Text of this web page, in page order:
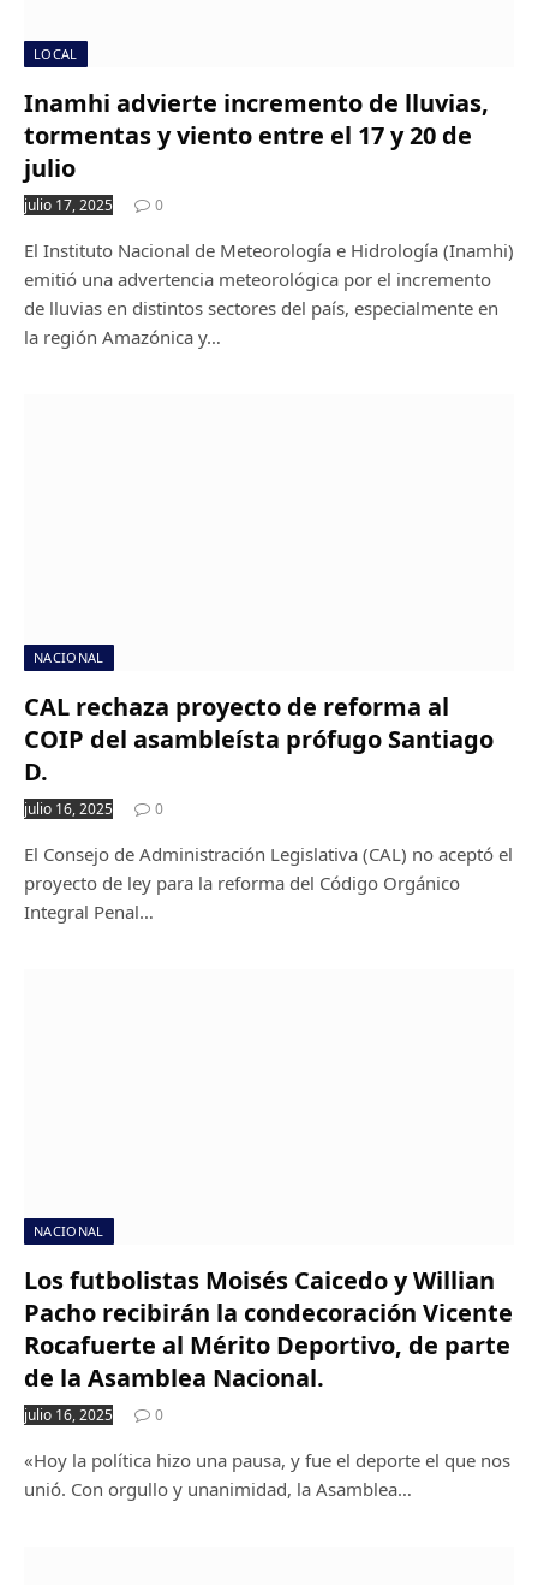
LOCAL
Inamhi advierte incremento de lluvias,
tormentas y viento entre el 17 y 20 de
julio
julio 17, 2025 0
El Instituto Nacional de Meteorología e Hidrología (Inamhi)
emitió una advertencia meteorológica por el incremento
de lluvias en distintos sectores del país, especialmente en
la región Amazónica y…
NACIONAL
CAL rechaza proyecto de reforma al
COIP del asambleísta prófugo Santiago
D.
julio 16, 2025 0
El Consejo de Administración Legislativa (CAL) no aceptó el
proyecto de ley para la reforma del Código Orgánico
Integral Penal…
NACIONAL
Los futbolistas Moisés Caicedo y Willian
Pacho recibirán la condecoración Vicente
Rocafuerte al Mérito Deportivo, de parte
de la Asamblea Nacional.
julio 16, 2025 0
«Hoy la política hizo una pausa, y fue el deporte el que nos
unió. Con orgullo y unanimidad, la Asamblea…